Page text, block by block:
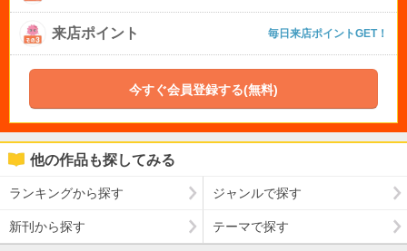
来店ポイント 毎日来店ポイントGET！
今すぐ会員登録する(無料)
他の作品も探してみる
ランキングから探す ジャンルで探す
新刊から探す テーマで探す